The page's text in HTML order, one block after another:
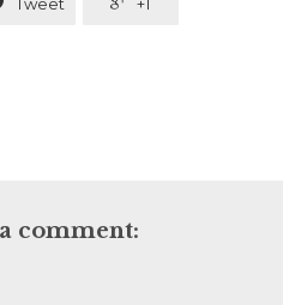
comment: